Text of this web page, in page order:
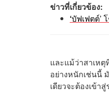
ข่าวที่เกี่ยวข้อง​:
‘บัฟเฟตต์’
และแม้ว่าสาเห
อย่างหนักเช่นนี้
เดียวจะต้องเข้